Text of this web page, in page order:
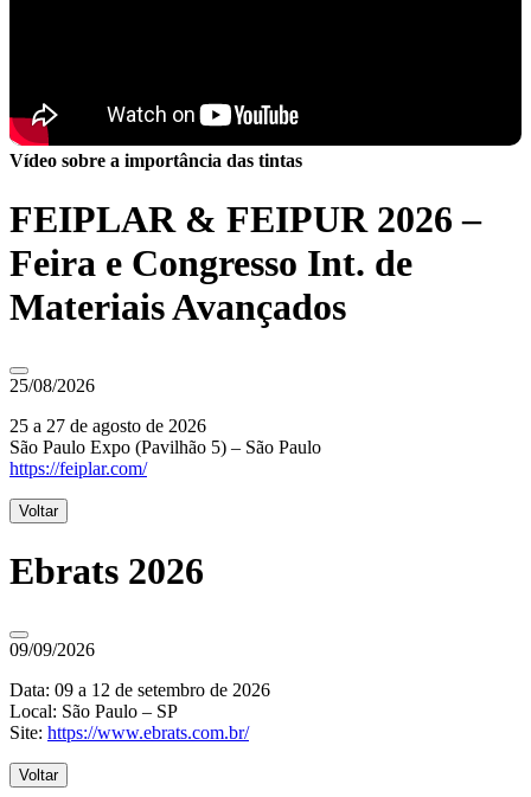
Vídeo sobre a importância das tintas
FEIPLAR & FEIPUR 2026 –
Feira e Congresso Int. de
Materiais Avançados
25/08/2026
25 a 27 de agosto de 2026
São Paulo Expo (Pavilhão 5) – São Paulo
https://feiplar.com/
Voltar
Ebrats 2026
09/09/2026
Data: 09 a 12 de setembro de 2026
Local: São Paulo – SP
Site: https://www.ebrats.com.br/
Voltar